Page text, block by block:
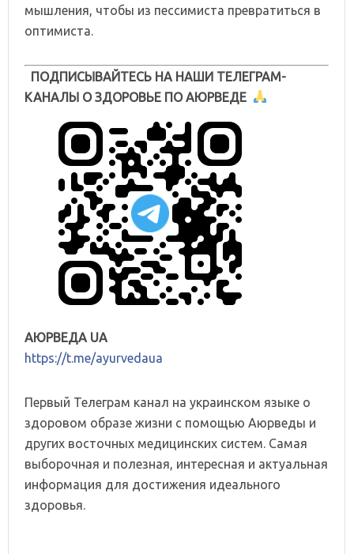
мышления, чтобы из пессимиста превратиться в
оптимиста.
ПОДПИСЫВАЙТЕСЬ НА НАШИ ТЕЛЕГРАМ-
КАНАЛЫ О ЗДОРОВЬЕ ПО АЮРВЕДЕ
АЮРВЕДА UA
https://t.me/ayurvedaua
Первый Телеграм канал на украинском языке о
здоровом образе жизни с помощью Аюрведы и
других восточных медицинских систем. Самая
выборочная и полезная, интересная и актуальная
информация для достижения идеального
здоровья.